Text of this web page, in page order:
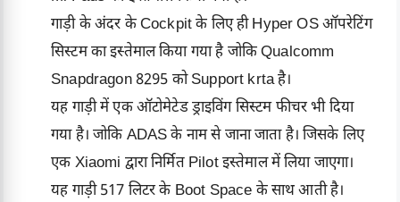
गाड़ी के अंदर के Cockpit के लिए ही Hyper OS ऑपरेटिंग
सिस्टम का इस्तेमाल किया गया है जोकि Qualcomm
Snapdragon 8295 को Support krta है।
यह गाड़ी में एक ऑटोमेटेड ड्राइविंग सिस्टम फीचर भी दिया
गया है। जोकि ADAS के नाम से जाना जाता है। जिसके लिए
एक Xiaomi द्वारा निर्मित Pilot इस्तेमाल में लिया जाएगा।
यह गाड़ी 517 लिटर के Boot Space के साथ आती है।